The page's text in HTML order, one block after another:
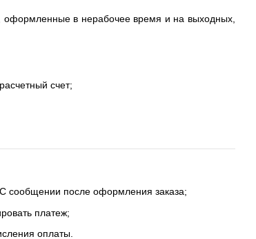
оформленные в нерабочее время и на выходных,
счет;
сообщении после оформления заказа;
платеж;
оплаты.